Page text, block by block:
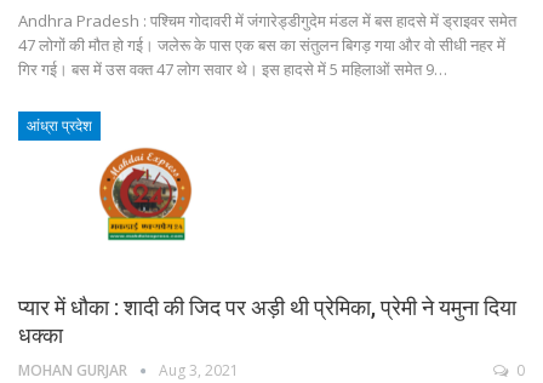
Andhra Pradesh : पश्चिम गोदावरी में जंगारेड्डीगुदेम मंडल में बस हादसे में ड्राइवर समेत
47 लोगों की मौत हो गई। जलेरू के पास एक बस का संतुलन बिगड़ गया और वो सीधी नहर में
गिर गई। बस में उस वक्त 47 लोग सवार थे। इस हादसे में 5 महिलाओं समेत 9…
आंध्रा प्रदेश
प्यार में धौका : शादी की जिद पर अड़ी थी प्रेमिका, प्रेमी ने यमुना दिया
धक्का
MOHAN GURJAR Aug 3, 2021 0